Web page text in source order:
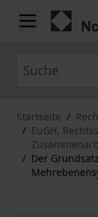
Zum Inhalt springen
Startseite /
/ EuGH,
/ Der